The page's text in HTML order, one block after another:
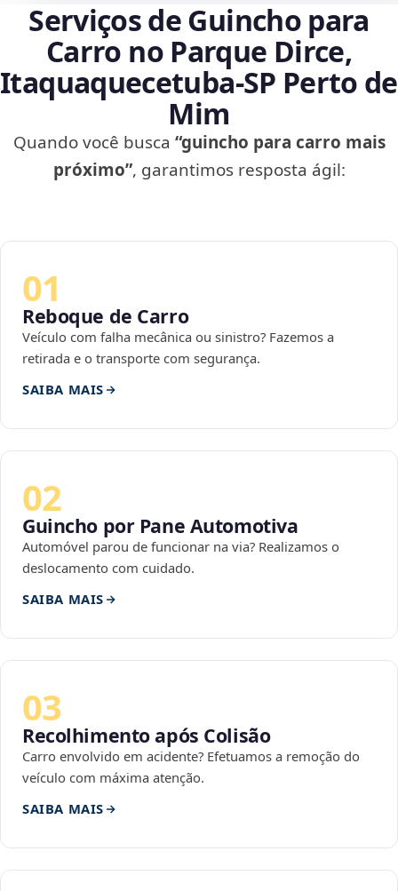
Serviços de Guincho para
Carro no Parque Dirce,
Itaquaquecetuba‑SP Perto de
Mim
Quando você busca “guincho para carro mais
próximo”, garantimos resposta ágil:
01
Reboque de Carro
Veículo com falha mecânica ou sinistro? Fazemos a
retirada e o transporte com segurança.
SAIBA MAIS
02
Guincho por Pane Automotiva
Automóvel parou de funcionar na via? Realizamos o
deslocamento com cuidado.
SAIBA MAIS
03
Recolhimento após Colisão
Carro envolvido em acidente? Efetuamos a remoção do
veículo com máxima atenção.
SAIBA MAIS